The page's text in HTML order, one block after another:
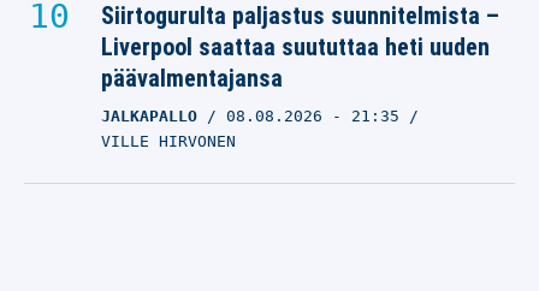
Siirtogurulta paljastus suunnitelmista –
Liverpool saattaa suututtaa heti uuden
päävalmentajansa
JALKAPALLO 08.08.2026 - 21:35
VILLE HIRVONEN